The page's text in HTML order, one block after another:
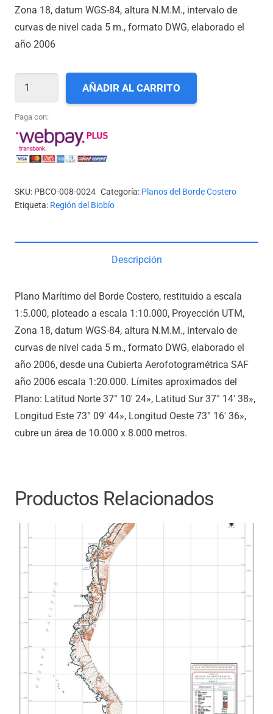
Zona 18, datum WGS-84, altura N.M.M., intervalo de
curvas de nivel cada 5 m., formato DWG, elaborado el
año 2006
VIII-
LARAQUETE
cantidad
AÑADIR AL CARRITO
Paga con:
SKU: PBCO-008-0024 Categoría: Planos del Borde Costero
Etiqueta: Región del Biobío
Descripción
Plano Marítimo del Borde Costero, restituido a escala
1:5.000, ploteado a escala 1:10.000, Proyección UTM,
Zona 18, datum WGS-84, altura N.M.M., intervalo de
curvas de nivel cada 5 m., formato DWG, elaborado el
año 2006, desde una Cubierta Aerofotogramétrica SAF
año 2006 escala 1:20.000. Límites aproximados del
Plano: Latitud Norte 37° 10′ 24», Latitud Sur 37° 14′ 38»,
Longitud Este 73° 09′ 44», Longitud Oeste 73° 16′ 36»,
cubre un área de 10.000 x 8.000 metros.
Productos Relacionados